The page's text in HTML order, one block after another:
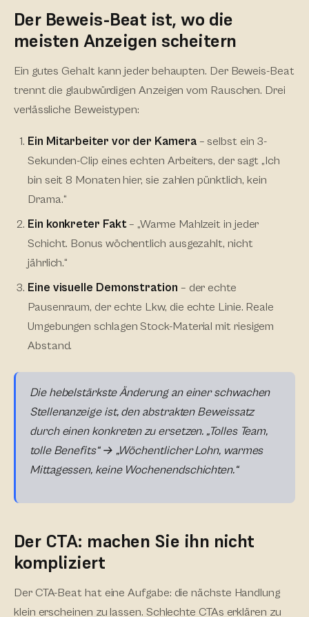
Der Beweis-Beat ist, wo die
meisten Anzeigen scheitern
Ein gutes Gehalt kann jeder behaupten. Der Beweis-Beat
trennt die glaubwürdigen Anzeigen vom Rauschen. Drei
verlässliche Beweistypen:
Ein Mitarbeiter vor der Kamera– selbst ein 3-
Sekunden-Clip eines echten Arbeiters, der sagt „Ich
bin seit 8 Monaten hier, sie zahlen pünktlich, kein
Drama.“
Ein konkreter Fakt– „Warme Mahlzeit in jeder
Schicht. Bonus wöchentlich ausgezahlt, nicht
jährlich.“
Eine visuelle Demonstration – der echte
Pausenraum, der echte Lkw, die echte Linie. Reale
Umgebungen schlagen Stock-Material mit riesigem
Abstand.
Die hebelstärkste Änderung an einer schwachen
Stellenanzeige ist, den abstrakten Beweissatz
durch einen konkreten zu ersetzen. „Tolles Team,
tolle Benefits“ → „Wöchentlicher Lohn, warmes
Mittagessen, keine Wochenendschichten.“
Der CTA: machen Sie ihn nicht
kompliziert
Der CTA-Beat hat eine Aufgabe: die nächste Handlung
klein erscheinen zu lassen. Schlechte CTAs erklären zu